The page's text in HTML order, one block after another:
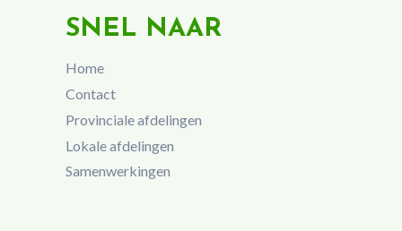
SNEL NAAR
Home
Contact
Provinciale afdelingen
Lokale afdelingen
Samenwerkingen